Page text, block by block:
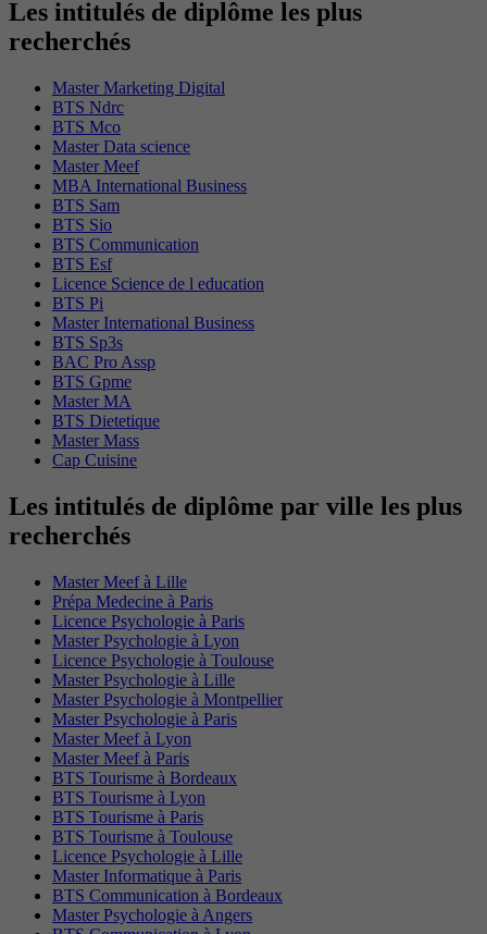
Les intitulés de diplôme les plus
recherchés
Master Marketing Digital
BTS Ndrc
BTS Mco
Master Data science
Master Meef
MBA International Business
BTS Sam
BTS Sio
BTS Communication
BTS Esf
Licence Science de l education
BTS Pi
Master International Business
BTS Sp3s
BAC Pro Assp
BTS Gpme
Master MA
BTS Dietetique
Master Mass
Cap Cuisine
Les intitulés de diplôme par ville les plus
recherchés
Master Meef à Lille
Prépa Medecine à Paris
Licence Psychologie à Paris
Master Psychologie à Lyon
Licence Psychologie à Toulouse
Master Psychologie à Lille
Master Psychologie à Montpellier
Master Psychologie à Paris
Master Meef à Lyon
Master Meef à Paris
BTS Tourisme à Bordeaux
BTS Tourisme à Lyon
BTS Tourisme à Paris
BTS Tourisme à Toulouse
Licence Psychologie à Lille
Master Informatique à Paris
BTS Communication à Bordeaux
Master Psychologie à Angers